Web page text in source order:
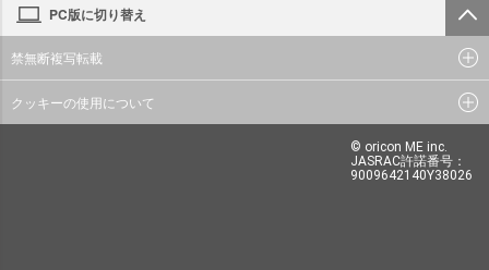
PC版に切り替え
禁無断複写転載
クッキーの使用について
© oricon ME inc.
JASRAC許諾番号：
9009642140Y38026